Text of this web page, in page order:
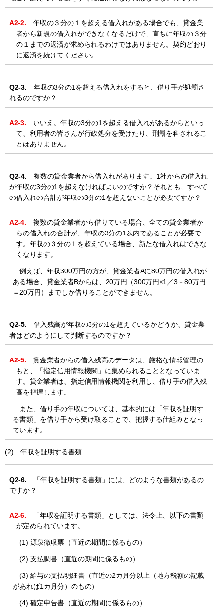
A2-2. 年収の３分の１を超える借入れがある場合でも、貸金業
者から新規の借入れができなくなるだけで、直ちに年収の３分
の１までの返済が求められるわけではありません。契約どおり
に返済を続けてください。
Q2-3. 年収の3分の1を超える借入れをすると、借り手が処罰さ
れるのですか？
A2-3. いいえ。年収の3分の1を超える借入れがあるからといっ
て、利用者の皆さんが行政処分を受けたり、刑罰を科されるこ
とはありません。
Q2-4. 複数の貸金業者から借入れがあります。1社からの借入れ
が年収の3分の1を超えなければよいのですか？それとも、すべて
の借入れの合計が年収の3分の1を超えないことが必要ですか？
A2-4. 複数の貸金業者から借りている場合、全ての貸金業者か
らの借入れの合計が、年収の3分の1以内であることが必要で
す。年収の３分の１を超えている場合、新たな借入れはできな
くなります。
例えば、年収300万円の方が、貸金業者Aに80万円の借入れが
ある場合、貸金業者Bからは、20万円（300万円×1／3－80万円
＝20万円）までしか借りることができません。
Q2-5. 借入残高が年収の3分の1を超えているかどうか、貸金業
者はどのようにして判断するのですか？
A2-5. 貸金業者からの借入残高のデータは、厳格な情報管理の
もと、「指定信用情報機関」に集められることとなっていま
す。貸金業者は、指定信用情報機関を利用し、借り手の借入残
高を把握します。
また、借り手の年収については、基本的には「年収を証明す
る書類」を借り手から受け取ることで、把握する仕組みとなっ
ています。
(2) 年収を証明する書類
Q2-6. 「年収を証明する書類」には、どのような書類があるの
ですか？
A2-6. 「年収を証明する書類」としては、法令上、以下の書類
が定められています。
(1) 源泉徴収票（直近の期間に係るもの）
(2) 支払調書（直近の期間に係るもの）
(3) 給与の支払明細書（直近の2カ月分以上（地方税額の記載
があれば1カ月分）のもの）
(4) 確定申告書（直近の期間に係るもの）